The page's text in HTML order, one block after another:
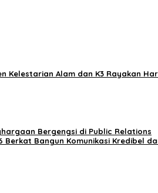
Kelestarian Alam dan K3 Rayakan
Bergengsi di Public Relations
Berkat Bangun Komunikasi Kredibel